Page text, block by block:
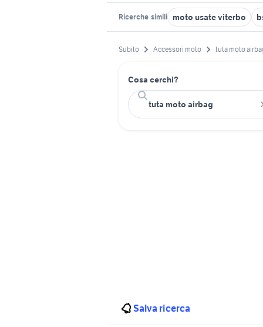
Ricerche simili moto usate viterbo
Subito Accessori moto tuta moto
Cosa cerchi?
Salva ricerca